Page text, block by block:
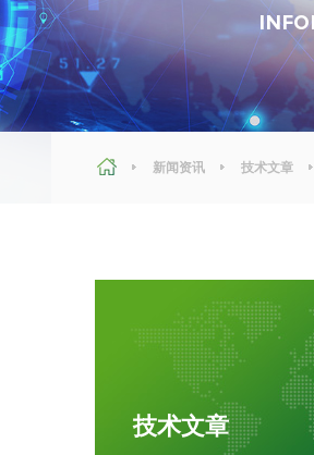
危险废物鉴别 危废鉴定
农用地土壤调查 更多
更多
在线咨询
有毒有害检测
运动场地检测
涉水产品检测
放射卫生检测
洁净度检测
化妆品检测
水资源检测
毒理检测
新闻资讯 技术文章
技术文章